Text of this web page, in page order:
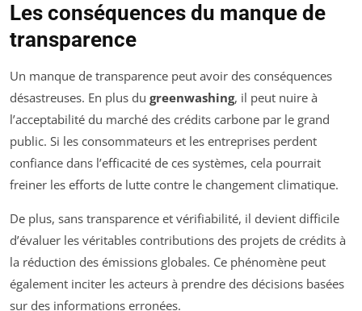
Les conséquences du manque de
transparence
Un manque de transparence peut avoir des conséquences
désastreuses. En plus du greenwashing, il peut nuire à
l’acceptabilité du marché des crédits carbone par le grand
public. Si les consommateurs et les entreprises perdent
confiance dans l’efficacité de ces systèmes, cela pourrait
freiner les efforts de lutte contre le changement climatique.
De plus, sans transparence et vérifiabilité, il devient difficile
d’évaluer les véritables contributions des projets de crédits à
la réduction des émissions globales. Ce phénomène peut
également inciter les acteurs à prendre des décisions basées
sur des informations erronées.